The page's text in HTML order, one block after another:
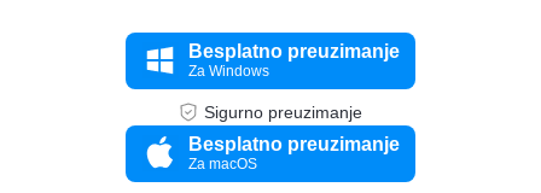
Besplatno preuzimanje
Za Windows
Sigurno preuzimanje
Besplatno preuzimanje
Za macOS